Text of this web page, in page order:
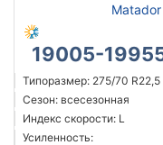
19005-
Типоразмер: 275/70 R22,5
Сезон: всесезонная
Индекс скорости: L
Усиленность:
Triangle
Hankook
Sailun
Goodyear
Bridgestone